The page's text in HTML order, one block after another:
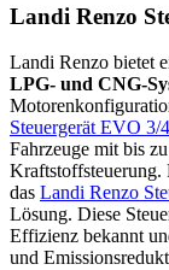
Landi Renzo
Landi Renzo bietet
LPG- und CNG-
Steuergerät EVO 3/
Fahrzeuge mit bis
das Landi Renzo
Lösung. Diese
Effizienz bekannt
und